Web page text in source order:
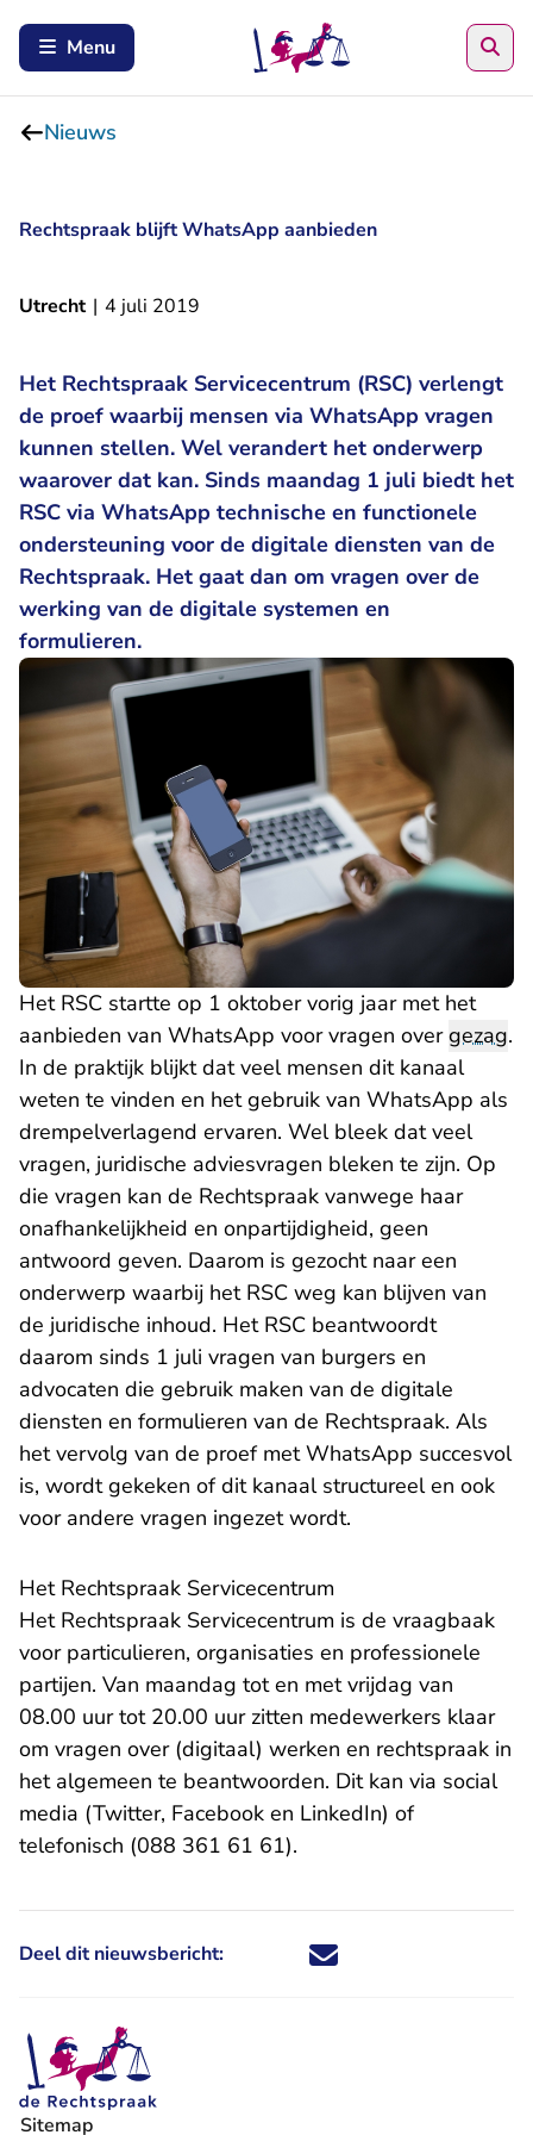
Menu
Nieuws
Rechtspraak blijft WhatsApp aanbieden
Utrecht | 4 juli 2019
Het Rechtspraak Servicecentrum (RSC) verlengt
de proef waarbij mensen via WhatsApp vragen
kunnen stellen. Wel verandert het onderwerp
waarover dat kan. Sinds maandag 1 juli biedt het
RSC via WhatsApp technische en functionele
ondersteuning voor de digitale diensten van de
Rechtspraak. Het gaat dan om vragen over de
werking van de digitale systemen en
formulieren.
Het RSC startte op 1 oktober vorig jaar met het
aanbieden van WhatsApp voor vragen overgezag.
In de praktijk blijkt dat veel mensen dit kanaal
weten te vinden en het gebruik van WhatsApp als
drempelverlagend ervaren. Wel bleek dat veel
vragen, juridische adviesvragen bleken te zijn. Op
die vragen kan de Rechtspraak vanwege haar
onafhankelijkheid en onpartijdigheid, geen
antwoord geven. Daarom is gezocht naar een
onderwerp waarbij het RSC weg kan blijven van
de juridische inhoud. Het RSC beantwoordt
daarom sinds 1 juli vragen van burgers en
advocaten die gebruik maken van de digitale
diensten en formulieren van de Rechtspraak. Als
het vervolg van de proef met WhatsApp succesvol
is, wordt gekeken of dit kanaal structureel en ook
voor andere vragen ingezet wordt.
Het Rechtspraak Servicecentrum
Het Rechtspraak Servicecentrum is de vraagbaak
voor particulieren, organisaties en professionele
partijen. Van maandag tot en met vrijdag van
08.00 uur tot 20.00 uur zitten medewerkers klaar
om vragen over (digitaal) werken en rechtspraak in
het algemeen te beantwoorden. Dit kan via social
media (Twitter, Facebook en LinkedIn) of
telefonisch (088 361 61 61).
Deel dit nieuwsbericht: Deel dit nieuwsbericht via X -
Deel dit nieuwsbericht via
Deel dit nieuwsbericht
Deel dit
Sitemap